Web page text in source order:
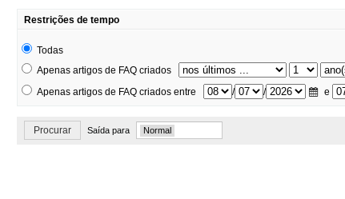
Restrições de tempo
Todas
Apenas artigos de FAQ criados
Apenas artigos de FAQ criados entre
/ / e
Procurar Saída para Normal